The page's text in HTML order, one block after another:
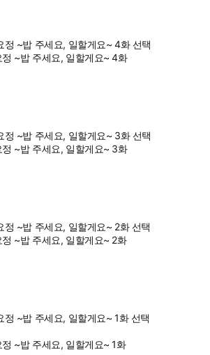
정 ~밥 주세요, 일할게요~ 4화 선택
~밥 주세요, 일할게요~ 4화
정 ~밥 주세요, 일할게요~ 3화 선택
~밥 주세요, 일할게요~ 3화
정 ~밥 주세요, 일할게요~ 2화 선택
~밥 주세요, 일할게요~ 2화
정 ~밥 주세요, 일할게요~ 1화 선택
~밥 주세요, 일할게요~ 1화